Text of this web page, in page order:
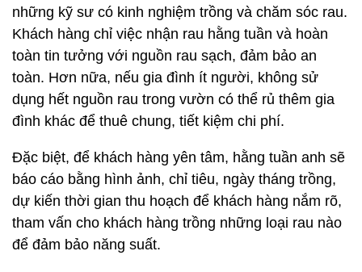
những kỹ sư có kinh nghiệm trồng và chăm sóc rau.
Khách hàng chỉ việc nhận rau hằng tuần và hoàn
toàn tin tưởng với nguồn rau sạch, đảm bảo an
toàn. Hơn nữa, nếu gia đình ít người, không sử
dụng hết nguồn rau trong vườn có thể rủ thêm gia
đình khác để thuê chung, tiết kiệm chi phí.
Đặc biệt, để khách hàng yên tâm, hằng tuần anh sẽ
báo cáo bằng hình ảnh, chỉ tiêu, ngày tháng trồng,
dự kiến thời gian thu hoạch để khách hàng nắm rõ,
tham vấn cho khách hàng trồng những loại rau nào
để đảm bảo năng suất.